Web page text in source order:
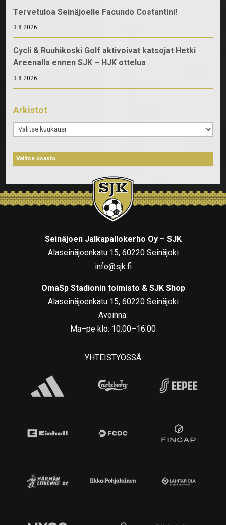
Tervetuloa Seinäjoelle Facundo Costantini!
3.8.2026
Cycli & Ruuhikoski Golf aktivoivat katsojat Hetki
Areenalla ennen SJK – HJK ottelua
3.8.2026
Arkistot
Arkistot
Seinäjoen Jalkapallokerho Oy – SJK
Alaseinäjoenkatu 15, 60220 Seinäjoki
info@sjk.fi
OmaSp Stadionin toimisto & SJK Shop
Alaseinäjoenkatu 15, 60220 Seinäjoki
Avoinna:
Ma–pe klo. 10:00–16:00
YHTEISTYÖSSÄ